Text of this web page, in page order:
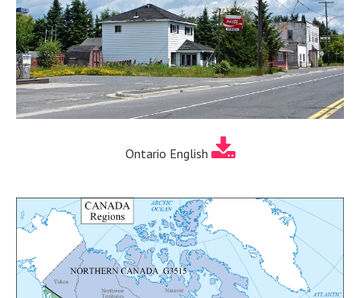
Ontario English